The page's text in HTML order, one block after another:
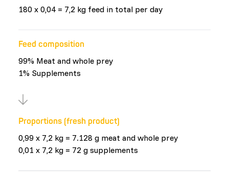
180 x 0,04 = 7,2 kg feed in total per day
Feed composition
99% Meat and whole prey
1% Supplements
Proportions (fresh product)
0,99 x 7,2 kg = 7.128 g meat and whole prey
0,01 x 7,2 kg = 72 g supplements